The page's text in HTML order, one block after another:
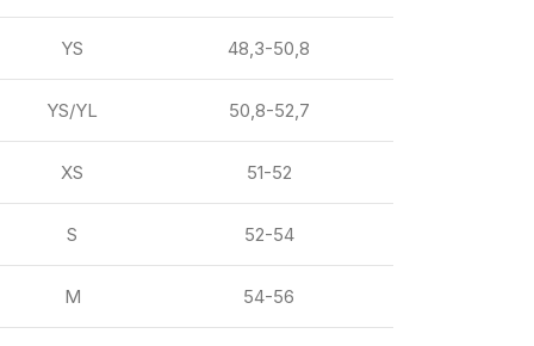
YS 48,3-50,8
YS/YL 50,8-52,7
XS 51-52
S 52-54
M 54-56